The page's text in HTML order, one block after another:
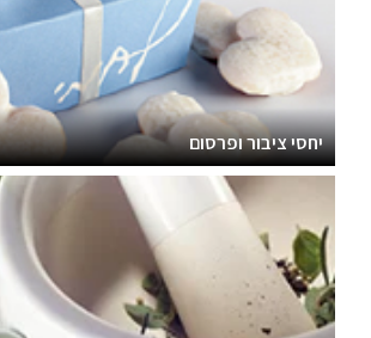
יחסי ציבור ופרסום